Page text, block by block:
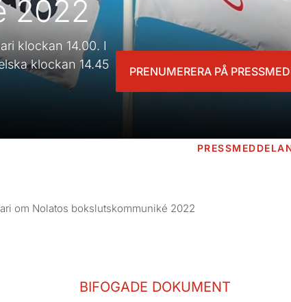
2022
klockan 14.00. I
klockan 14.45
PRENUMERERA PÅ
om Nolatos bokslutskommuniké 2022
BIFOGADE DOKUMENT